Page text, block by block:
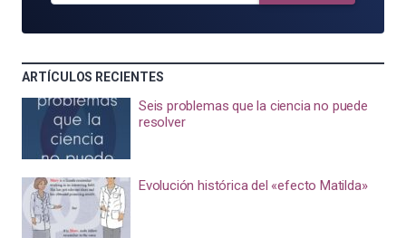
ARTÍCULOS RECIENTES
Seis problemas que la ciencia no puede
resolver
Evolución histórica del «efecto Matilda»